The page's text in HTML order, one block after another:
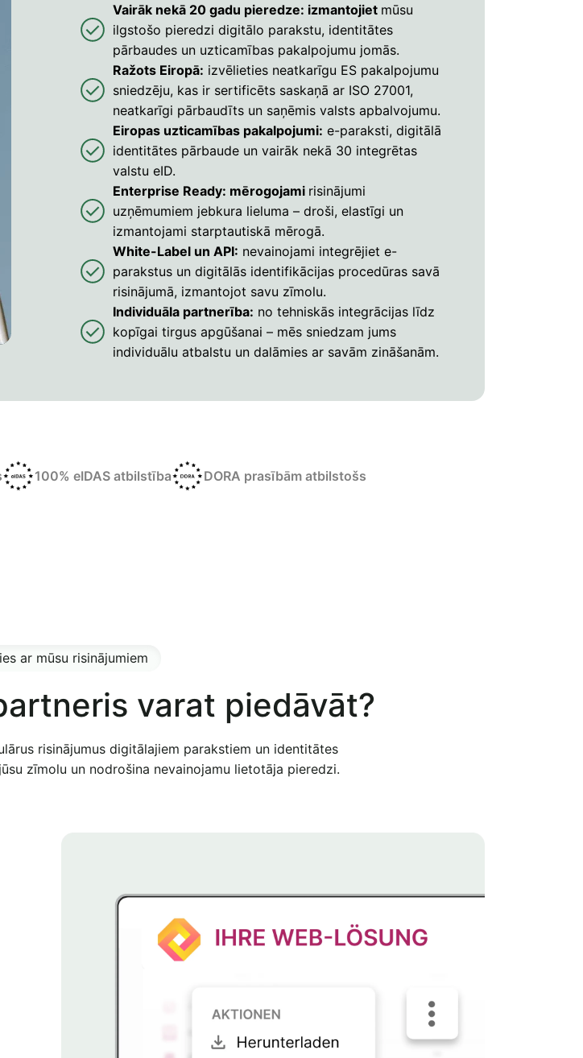
Vairāk nekā 20 gadu pieredze: izmantojiet mūsu
ilgstošo pieredzi digitālo parakstu, identitātes
pārbaudes un uzticamības pakalpojumu jomās.
Ražots Eiropā: izvēlieties neatkarīgu ES pakalpojumu
sniedzēju, kas ir sertificēts saskaņā ar ISO 27001,
neatkarīgi pārbaudīts un saņēmis valsts apbalvojumu.
Eiropas uzticamības pakalpojumi: e-paraksti, digitālā
identitātes pārbaude un vairāk nekā 30 integrētas
valstu eID.
Enterprise Ready: mērogojami risinājumi
uzņēmumiem jebkura lieluma – droši, elastīgi un
izmantojami starptautiskā mērogā.
White-Label un API: nevainojami integrējiet e-
parakstus un digitālās identifikācijas procedūras savā
risinājumā, izmantojot savu zīmolu.
Individuāla partnerība: no tehniskās integrācijas līdz
kopīgai tirgus apgūšanai – mēs sniedzam jums
individuālu atbalstu un dalāmies ar savām zināšanām.
100% eIDAS atbilstība DORA prasībām atbilstošs
varat piedāvāt?
ar mūsu risinājumiem
risinājumus digitālajiem parakstiem un identitātes
zīmolu un nodrošina nevainojamu lietotāja pieredzi.